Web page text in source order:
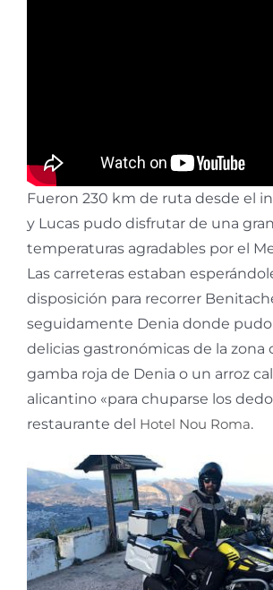
Fueron 230 km de ruta desde el
y Lucas pudo disfrutar de una
temperaturas agradables por el
Las carreteras estaban
disposición para recorrer
seguidamente Denia donde
delicias gastronómicas de la zona
gamba roja de Denia o un arroz
alicantino «para chuparse los
restaurante del Hotel Nou Roma.